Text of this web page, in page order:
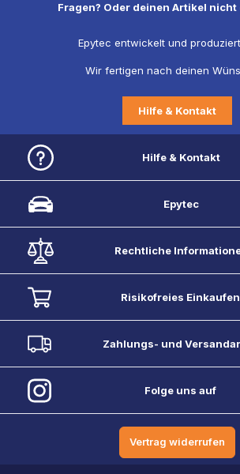
Fragen? Oder deinen Artikel nicht
Epytec entwickelt und
Wir fertigen nach deinen
Hilfe & Kontakt
Hilfe & Kontakt
Epytec
Rechtliche
Risikofreies Einkaufen
Zahlungs- und
Folge uns auf
Vertrag widerrufen